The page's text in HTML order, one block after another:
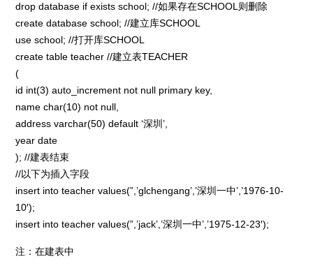
drop database if exists school; //如果存在SCHOOL则删除
create database school; //建立库SCHOOL
use school; //打开库SCHOOL
create table teacher //建立表TEACHER
(
id int(3) auto_increment not null primary key,
name char(10) not null,
address varchar(50) default ‘深圳’,
year date
); //建表结束
//以下为插入字段
insert into teacher values(”,’glchengang’,’深圳一中’,’1976-10-
10′);
insert into teacher values(”,’jack’,’深圳一中’,’1975-12-23′);
注：在建表中